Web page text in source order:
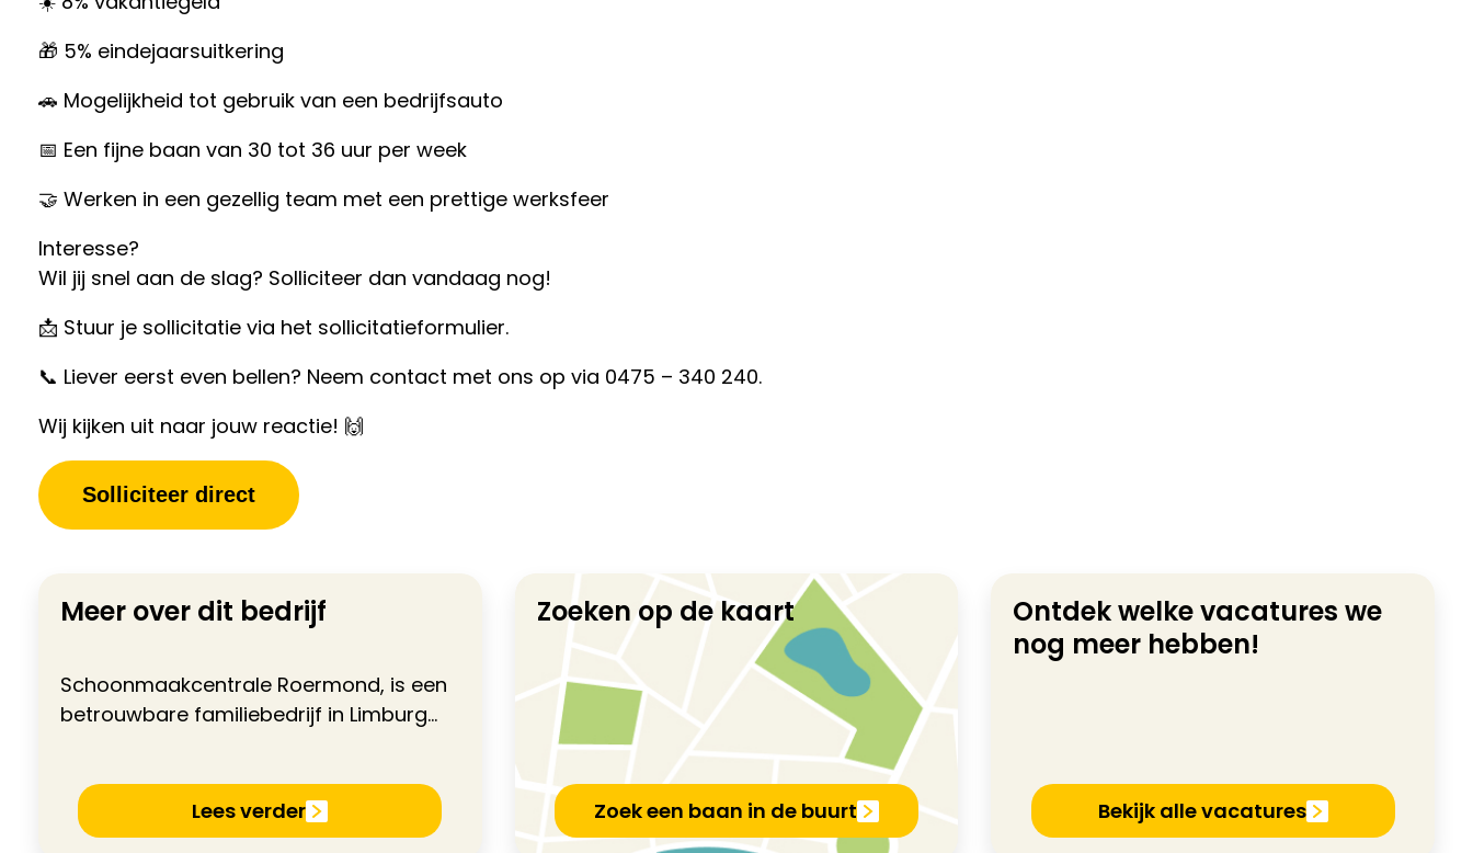
🎁 5% eindejaarsuitkering
🚗 Mogelijkheid tot gebruik van een bedrijfsauto
📅 Een fijne baan van 30 tot 36 uur per week
🤝 Werken in een gezellig team met een prettige werksfeer
Interesse?
Wil jij snel aan de slag? Solliciteer dan vandaag nog!
📩 Stuur je sollicitatie via het sollicitatieformulier.
📞 Liever eerst even bellen? Neem contact met ons op via 0475 – 340 240.
Wij kijken uit naar jouw reactie! 🙌
Solliciteer direct
Meer over dit bedrijf
Schoonmaakcentrale Roermond, is een
betrouwbare familiebedrijf in Limburg...
Lees verder
Zoeken op de kaart
Zoek een baan in de buurt
Ontdek welke vacatures we
nog meer hebben!
Bekijk alle vacatures